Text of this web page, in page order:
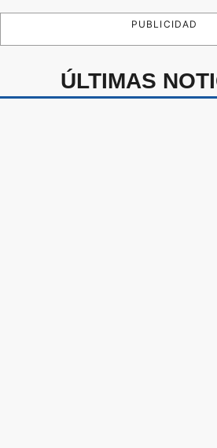
PUBLICIDAD
ÚLTIMAS